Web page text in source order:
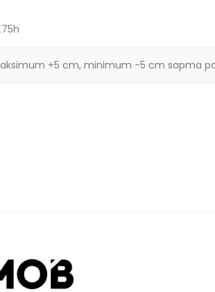
+5 cm, minimum -5 cm sapma